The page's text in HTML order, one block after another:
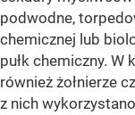
podwodne,
chemicznej lub
pułk chemiczny.
również żołnierze
z nich